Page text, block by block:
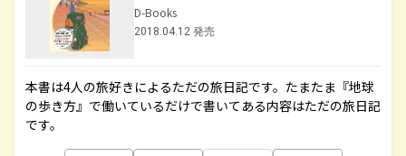
D-Books
2018.04.12 発売
本書は4人の旅好きによるただの旅日記です。たまたま『地球
の歩き方』で働いているだけで書いてある内容はただの旅日記
です。